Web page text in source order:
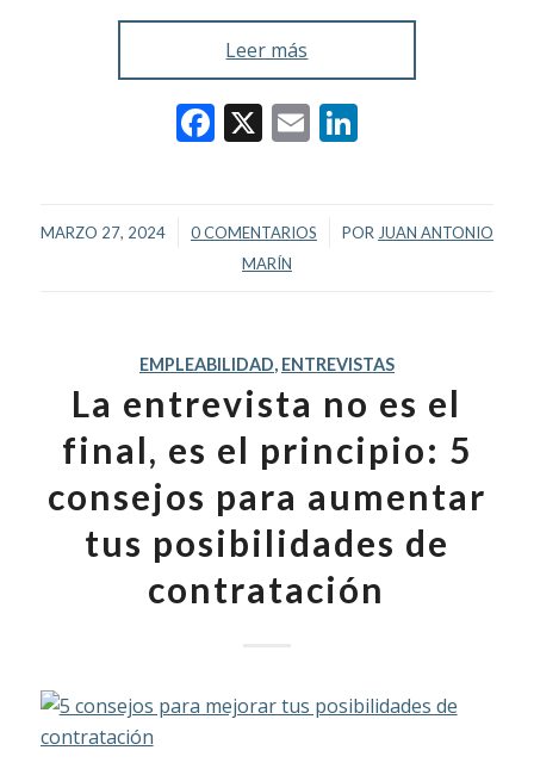
Leer más
Facebook
X EmailLinkedIn
MARZO 27, 2024
/ 0 COMENTARIOS
/ POR JUAN ANTONIO
MARÍN
EMPLEABILIDAD, ENTREVISTAS
La entrevista no es el
final, es el principio: 5
consejos para aumentar
tus posibilidades de
contratación